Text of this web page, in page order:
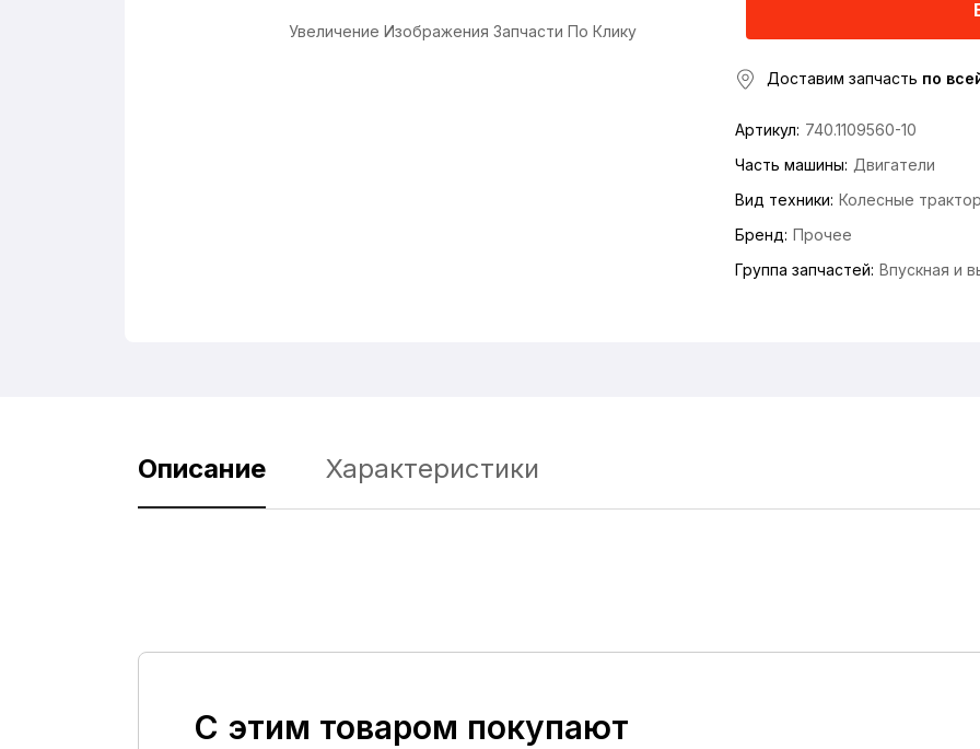
Увеличение Изображения Запчасти По Клику
Доставим запчасть по
Артикул: 740.1109560-10
Часть машины: Двигатели
Вид техники: Колесные
Бренд: Прочее
Группа запчастей: Впускная и
Описание Характеристики
С этим товаром покупают